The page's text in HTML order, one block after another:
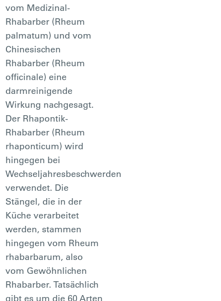
vom Medizinal-
Rhabarber (Rheum
palmatum) und vom
Chinesischen
Rhabarber (Rheum
officinale) eine
darmreinigende
Wirkung nachgesagt.
Der Rhapontik-
Rhabarber (Rheum
rhaponticum) wird
hingegen bei
Wechseljahresbeschwerden
verwendet. Die
Stängel, die in der
Küche verarbeitet
werden, stammen
hingegen vom Rheum
rhabarbarum, also
vom Gewöhnlichen
Rhabarber. Tatsächlich
gibt es um die 60 Arten